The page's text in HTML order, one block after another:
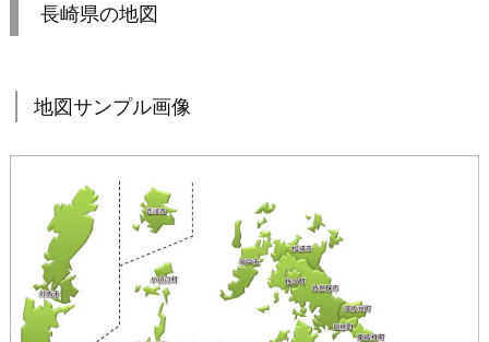
長崎県の地図
地図サンプル画像